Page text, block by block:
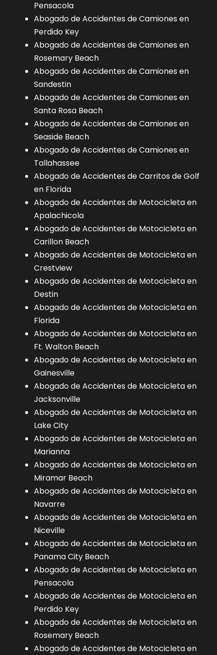
Pensacola
Abogado de Accidentes de Camiones en
Perdido Key
Abogado de Accidentes de Camiones en
Rosemary Beach
Abogado de Accidentes de Camiones en
Sandestin
Abogado de Accidentes de Camiones en
Santa Rosa Beach
Abogado de Accidentes de Camiones en
Seaside Beach
Abogado de Accidentes de Camiones en
Tallahassee
Abogado de Accidentes de Carritos de Golf
en Florida
Abogado de Accidentes de Motocicleta en
Apalachicola
Abogado de Accidentes de Motocicleta en
Carillon Beach
Abogado de Accidentes de Motocicleta en
Crestview
Abogado de Accidentes de Motocicleta en
Destin
Abogado de Accidentes de Motocicleta en
Florida
Abogado de Accidentes de Motocicleta en
Ft. Walton Beach
Abogado de Accidentes de Motocicleta en
Gainesville
Abogado de Accidentes de Motocicleta en
Jacksonville
Abogado de Accidentes de Motocicleta en
Lake City
Abogado de Accidentes de Motocicleta en
Marianna
Abogado de Accidentes de Motocicleta en
Miramar Beach
Abogado de Accidentes de Motocicleta en
Navarre
Abogado de Accidentes de Motocicleta en
Niceville
Abogado de Accidentes de Motocicleta en
Panama City Beach
Abogado de Accidentes de Motocicleta en
Pensacola
Abogado de Accidentes de Motocicleta en
Perdido Key
Abogado de Accidentes de Motocicleta en
Rosemary Beach
Abogado de Accidentes de Motocicleta en